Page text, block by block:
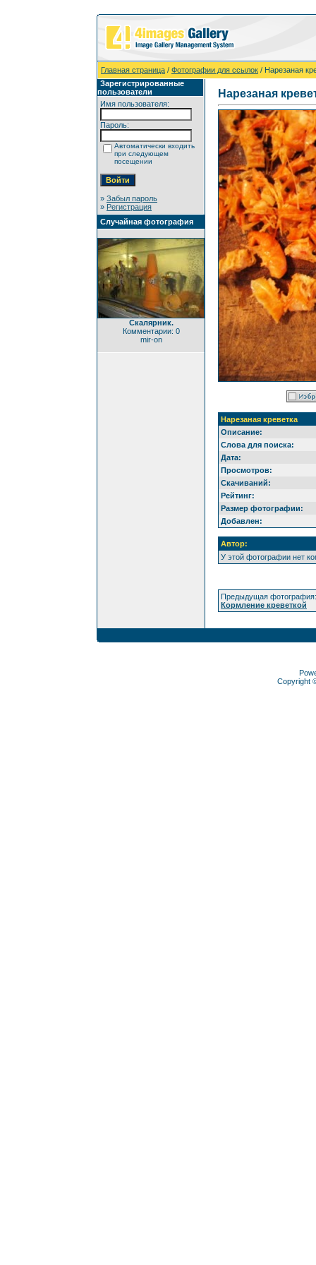
Главная страница / Фотографии для ссылок / Нарезаная
Зарегистрированные
пользователи
Имя пользователя:
Пароль:
Автоматически входить
при следующем
посещении
» Забыл пароль
» Регистрация
Случайная фотография
Скалярник.
Комментарии: 0
mir-on
Нарезаная
Нарезаная креветка
Описание:
Слова для поиска:
Дата:
Просмотров:
Скачиваний:
Рейтинг:
Размер фотографии:
Добавлен:
Автор:
У этой фотографии нет
Предыдущая фотография:
Кормление креветкой
Copyright